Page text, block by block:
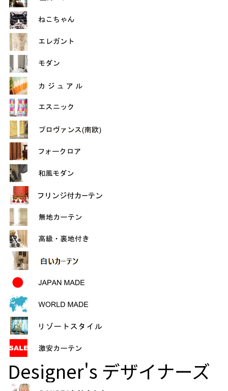
Designer's デザイナーズ